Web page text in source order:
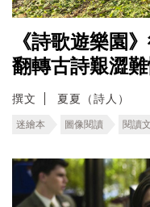
《詩歌遊樂園
翻轉古詩艱澀
撰文 夏夏（詩人）
迷繪本 圖像閱讀 閱讀